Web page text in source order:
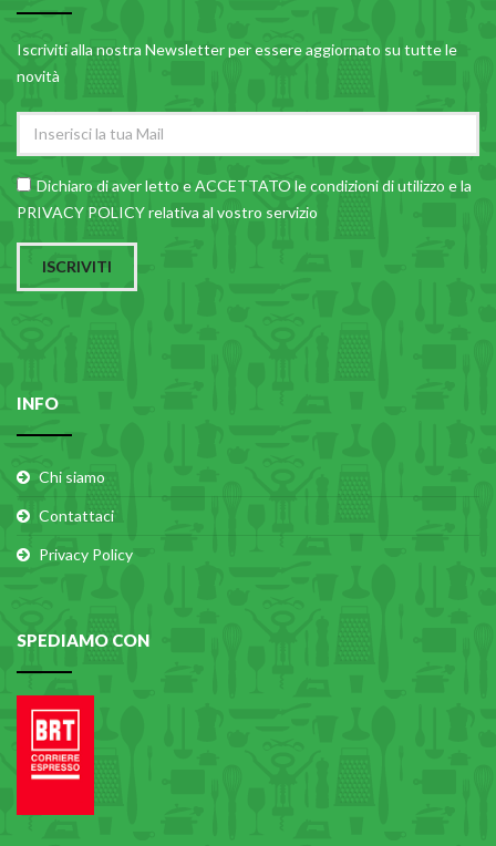
Iscriviti alla nostra Newsletter per essere aggiornato su tutte le
novità
Dichiaro di aver letto e ACCETTATO lecondizioni di utilizzo e la
PRIVACY POLICY relativa al vostro servizio
ISCRIVITI
INFO
Chi siamo
Contattaci
Privacy Policy
SPEDIAMO CON